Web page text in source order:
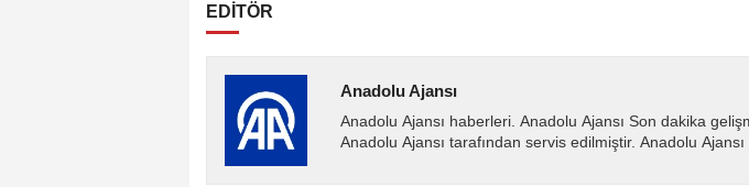
EDİTÖR
Anadolu Ajansı
Anadolu Ajansı haberleri. Anadolu Ajansı Son dakika
Anadolu Ajansı tarafından servis edilmiştir. Anadolu Ajansı